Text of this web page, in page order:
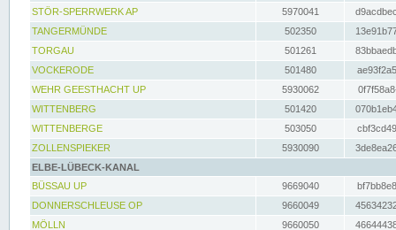
STÖR-SPERRWERK AP 5970041
TANGERMÜNDE
502350
TORGAU
501261
VOCKERODE
501480
WEHR GEESTHACHT UP
5930062
WITTENBERG
501420
WITTENBERGE
503050
ZOLLENSPIEKER
5930090
ELBE-LÜBECK-KANAL
BÜSSAU UP
9669040
DONNERSCHLEUSE OP
9660049
MÖLLN
9660050